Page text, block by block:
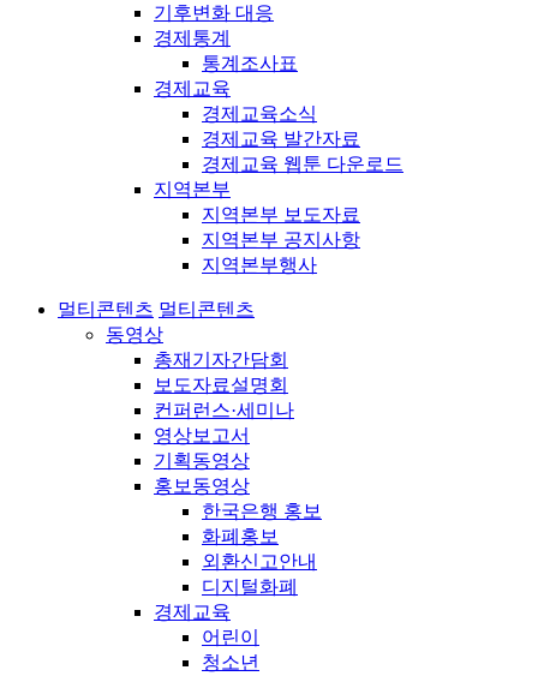
기후변화 대응
경제통계
통계조사표
경제교육
경제교육소식
경제교육 발간자료
경제교육 웹툰 다운로드
지역본부
지역본부 보도자료
지역본부 공지사항
지역본부행사
멀티콘텐츠 멀티콘텐츠
동영상
총재기자간담회
보도자료설명회
컨퍼런스·세미나
영상보고서
기획동영상
홍보동영상
한국은행 홍보
화폐홍보
외환신고안내
디지털화폐
경제교육
어린이
청소년